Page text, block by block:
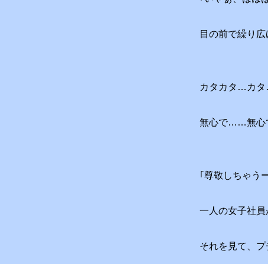
目の前で繰り
カタカタ…カ
無心で……無心
｢尊敬しちゃう
一人の女子社員
それを見て、プ